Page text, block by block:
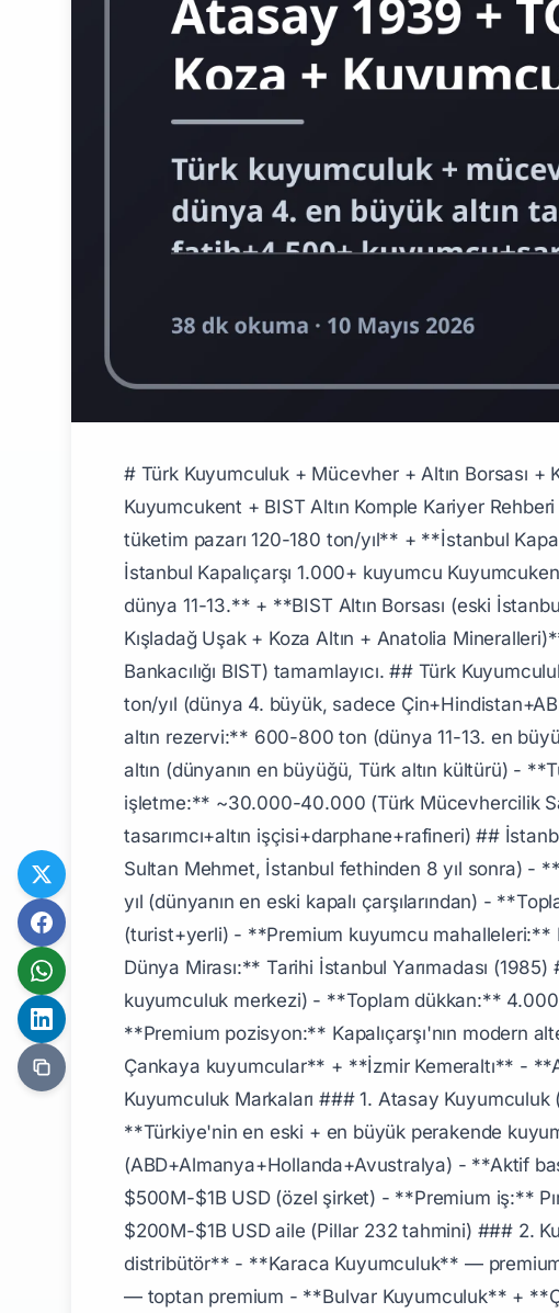
# Türk Kuyumculuk + Mücevher + Altın Borsası + Kapalıçarşı + Sarraflık Premium 2026: Atasay 1939 + TCMB Altın Rezervi + Tüprag/Koza + Kuyumcukent + BIST Altın Komple Kariyer Rehberi Türk kuyumculuk + mücevher + altın ekosistemi 2026'da **Türkiye dünya 4. en büyük altın tüketim pazarı 120-180 ton/yıl** + **İstanbul Kapalıçarşı 1461 Fatih Sultan Mehmet kuruluş 565+ yıl tarihi** + **4.500+ kuyumcu + sarraf İstanbul Kapalıçarşı 1.000+ kuyumcu Kuyumcukent** + **Atasay Kamer 1939 premium marka pioneer** + **TCMB altın rezervi 600-800 ton dünya 11-13.** + **BIST Altın Borsası (eski İstanbul Altın Borsası İAB 1995-2013)** + **Türk altın madenciliği premium (Tüprag Eldorado Gold Kışladağ Uşak + Koza Altın + Anatolia Mineralleri)** premium niş. Pillar 232 (Forbes Milyarderler) + Pillar 247 (Bankacılık) + Pillar 257 (Yatırım Bankacılığı BIST) tamamlayıcı. ## Türk Kuyumculuk + Altın Ekosistemi 2026 ### Sektör Boyutu - **Türkiye altın tüketim talebi:** 120-180 ton/yıl (dünya 4. büyük, sadece Çin+Hindistan+ABD üstünde) - **Türk altın madenciliği:** 30-40 ton/yıl üretim (dünya ~17-20.) - **TCMB altın rezervi:** 600-800 ton (dünya 11-13. en büyük merkez bankası altın rezervi) - **Halk altın stoku tahmini:** 5.000-6.000 ton "yastık altı" altın (dünyanın en büyüğü, Türk altın kültürü) - **Türk kuyumculuk + sarraflık + mücevher pazarı:** $30-50 Milyar USD/yıl - **Kayıtlı işletme:** ~30.000-40.000 (Türk Mücevhercilik Sanayicileri Derneği) - **Sektör çalışanı:** ~150.000-200.000 (kuyumcu+sarraf+mücevher tasarımcı+altın işçisi+darphane+rafineri) ## İstanbul Kapalıçarşı + Kuyumcukent Premium ### Kapalıçarşı Detayı - **Kuruluş:** 1461 (Fatih Sultan Mehmet, İstanbul fethinden 8 yıl sonra) - **Konum:** Sultanahmet Beyazıt İstanbul (Eski Şehir tarihi ana dam) - **Tarihi yaş:** 565+ yıl (dünyanın en eski kapalı çarşılarından) - **Toplam dükkan:** 4.000+ (~50% kuyumcu+sarraf+mücevher) - **Yıllık ziyaretçi:** 100M+ (turist+yerli) - **Premium kuyumcu mahalleleri:** Mahmut Paşa+Sandal Bedesten+Kalpakçılar Caddesi+Sahaflar Çarşısı çevresi - **UNESCO Dünya Mirası:** Tarihi İstanbul Yarımadası (1985) ### Kuyumcukent Premium - **Kuruluş:** 2008 (İstanbul Bahçelievler, devasa modern kuyumculuk merkezi) - **Toplam dükkan:** 4.000+ kuyumcu+sarraf - **Yapı:** 5 katlı 100K m² premium toptan ve perakende kuyumculuk - **Premium pozisyon:** Kapalıçarşı'nın modern alternatifi, B2B premium ana hub Türk kuyumculuk ### Diğer Premium Bölgeler - **Ankara Çankaya kuyumcular** + **İzmir Kemeraltı** - **Antalya Kaleiçi turist kuyumculuk** - **Bursa İpek Yolu kuyumculuk** ## Premium Türk Kuyumculuk Markaları ### 1. Atasay Kuyumculuk (1939+) - **Kuruluş:** 1939 İstanbul (Atasay Kamer founder) - **Premium pozisyon:** **Türkiye'nin en eski + en büyük perakende kuyumculuk markası** - **Şube sayısı:** 200+ Türkiye+yurt dışı (ABD+Almanya+Hollanda+Avustralya) - **Aktif başkan:** Atasay Kamer (founder vefat 2008+ aile yönetimi 2024+) - **Yıllık ciro:** $500M-$1B USD (özel şirket) - **Premium iş:** Pırlanta+altın+mücevher tasarım+perakende+turist - **Kamer Atasay net değer:** $200M-$1B USD aile (Pillar 232 tahmini) ### 2. Kuyumcukent Premium Toptancılar - **Storks Mücevher** + **Roberto Coin Türkiye distribütör** - **Karaca Kuyumculuk** — premium İstanbul perakende - **Ehlibeyt Kuyumculuk** — premium tarihi - **Ergun Kuyumculuk** — toptan premium - **Bulvar Kuyumculuk** + **Çarşı Mücevher** ### 3. Yabancı Premium Markaları İstanbul Bayilikleri - **Bvlgari Türkiye** (LVMH